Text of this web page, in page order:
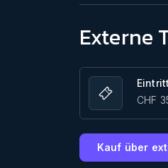
Externe
CHF
Kauf über